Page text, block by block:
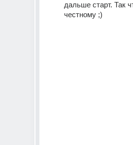
дальше старт. Так
честному ;)